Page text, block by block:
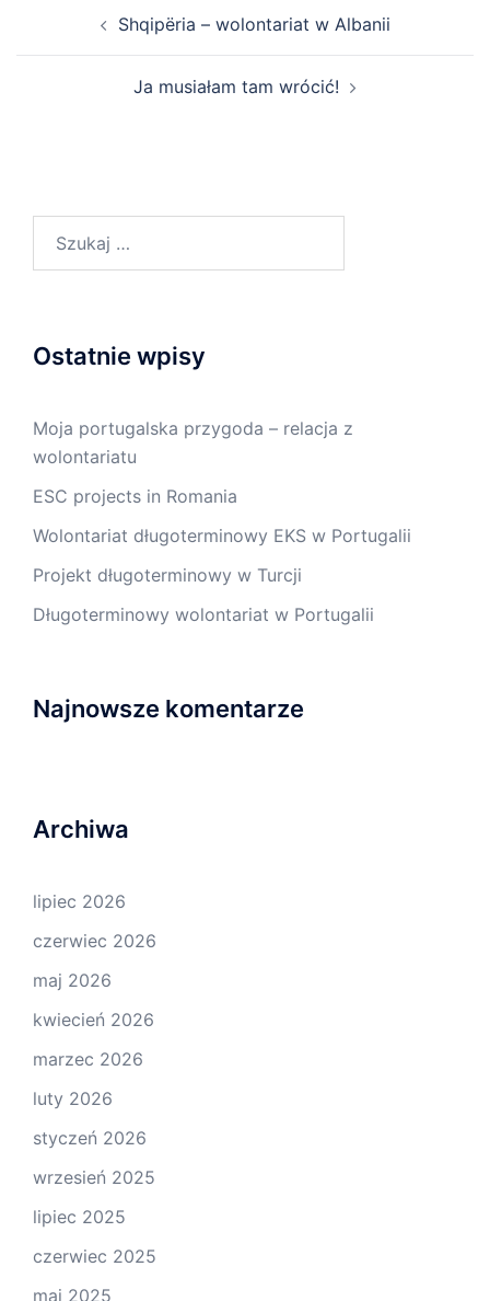
Shqipëria – wolontariat w Albanii
Ja musiałam tam wrócić!
Ostatnie wpisy
Moja portugalska przygoda – relacja z
wolontariatu
ESC projects in Romania
Wolontariat długoterminowy EKS w Portugalii
Projekt długoterminowy w Turcji
Długoterminowy wolontariat w Portugalii
Najnowsze komentarze
Archiwa
lipiec 2026
czerwiec 2026
maj 2026
kwiecień 2026
marzec 2026
luty 2026
styczeń 2026
wrzesień 2025
lipiec 2025
czerwiec 2025
maj 2025